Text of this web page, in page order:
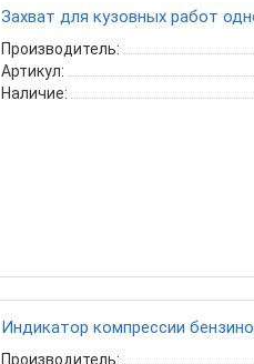
Захват для кузовных работ
Производитель:
Артикул:
Наличие:
Индикатор компрессии
Производитель: